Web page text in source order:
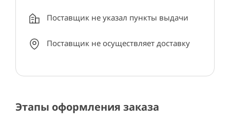
Поставщик не указал пункты выдачи
Поставщик не осуществляет доставку
Этапы оформления заказа